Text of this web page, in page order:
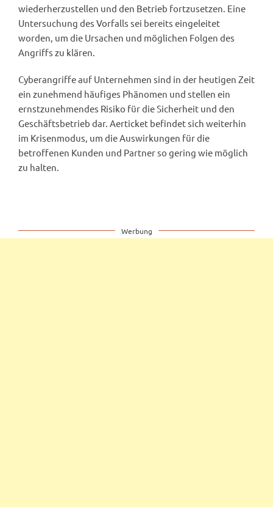
wiederherzustellen und den Betrieb fortzusetzen. Eine
Untersuchung des Vorfalls sei bereits eingeleitet
worden, um die Ursachen und möglichen Folgen des
Angriffs zu klären.
Cyberangriffe auf Unternehmen sind in der heutigen Zeit
ein zunehmend häufiges Phänomen und stellen ein
ernstzunehmendes Risiko für die Sicherheit und den
Geschäftsbetrieb dar. Aerticket befindet sich weiterhin
im Krisenmodus, um die Auswirkungen für die
betroffenen Kunden und Partner so gering wie möglich
zu halten.
Werbung